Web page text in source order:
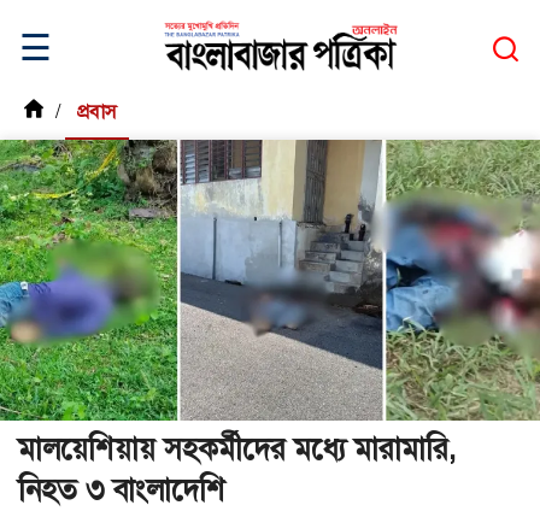
☰
/ প্রবাস
মালয়েশিয়ায় সহকর্মীদের মধ্যে মারামারি,
নিহত ৩ বাংলাদেশি